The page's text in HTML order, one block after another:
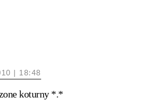
| 18:48
koturny *.*